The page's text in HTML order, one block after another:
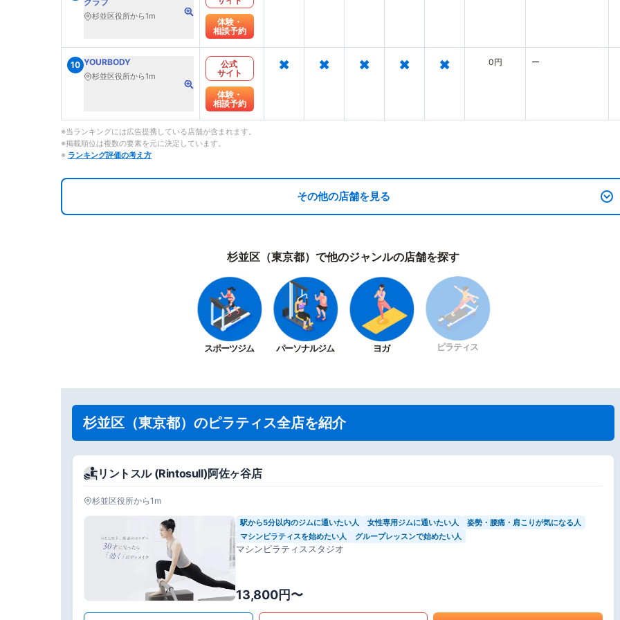
杉並区役所から1m
体験・
相談予約
10 YOURBODY
杉並区役所から1m
公式
サイト
体験・
相談予約
× × × × × 0円 ー
※当ランキングには広告提携している店舗が含まれます。
※掲載順位は複数の要素を元に決定しています。
※ ランキング評価の考え方
その他の店舗を見る
杉並区（東京都）で他のジャンルの店舗を探す
スポーツジム パーソナルジム ヨガ ピラティス
杉並区（東京都）のピラティス全店を紹介
リントスル (Rintosull)阿佐ヶ谷店
杉並区役所から1m
駅から5分以内のジムに通いたい人 女性専用ジムに通いたい人
姿勢・腰痛・肩こりが気になる人
マシンピラティスを始めたい人
グループレッスンで始めたい人
マシンピラティススタジオ
13,800円〜